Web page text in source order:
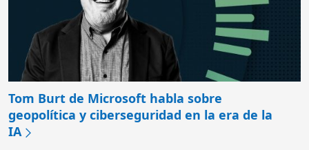
Tom Burt de Microsoft habla sobre
geopolítica y ciberseguridad en la era de la
IA